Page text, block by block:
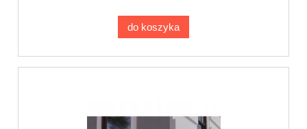
do koszyka